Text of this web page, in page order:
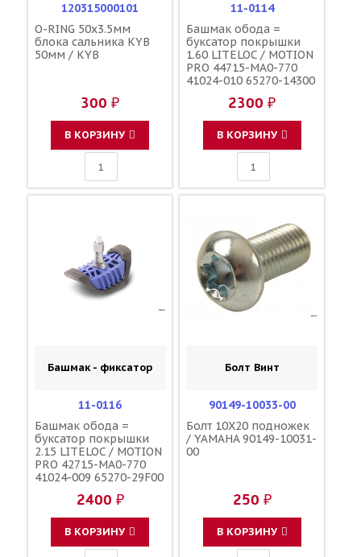
120315000101
O-RING 50x3.5мм
блока сальника KYB
50мм / KYB
300 ₽
В КОРЗИНУ
11-0114
Башмак обода =
буксатор покрышки
1.60 LITELOC / MOTION
PRO 44715-MA0-770
41024-010 65270-14300
2300 ₽
В КОРЗИНУ
Башмак - фиксатор
11-0116
Башмак обода =
буксатор покрышки
2.15 LITELOC / MOTION
PRO 42715-MA0-770
41024-009 65270-29F00
25394-00-002400 ₽
В КОРЗИНУ
Болт Винт
90149-10033-00
Болт 10X20 подножек
/ YAMAHA 90149-10031-
00
250 ₽
В КОРЗИНУ